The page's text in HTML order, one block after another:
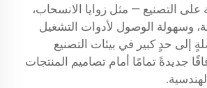
على التصنيع — مثل زوايا الانسحاب،
وسهولة الوصول لأدوات التشغيل
إلى حدٍ كبير في بيئات التصنيع
جديدةً تمامًا أمام تصاميم المنتجات